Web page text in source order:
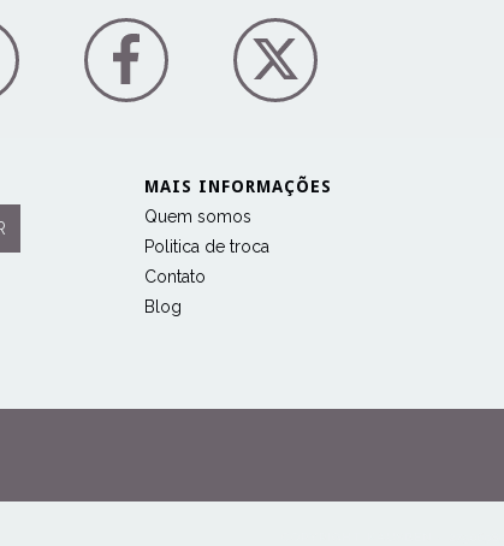
MAIS INFORMAÇÕES
Quem somos
Politica de troca
Contato
Blog